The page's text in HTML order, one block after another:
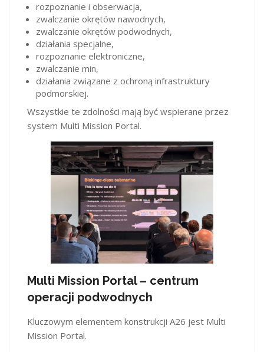
rozpoznanie i obserwacja,
zwalczanie okrętów nawodnych,
zwalczanie okrętów podwodnych,
działania specjalne,
rozpoznanie elektroniczne,
zwalczanie min,
działania związane z ochroną infrastruktury
podmorskiej.
Wszystkie te zdolności mają być wspierane przez
system Multi Mission Portal.
Multi Mission Portal – centrum
operacji podwodnych
Kluczowym elementem konstrukcji A26 jest Multi
Mission Portal.